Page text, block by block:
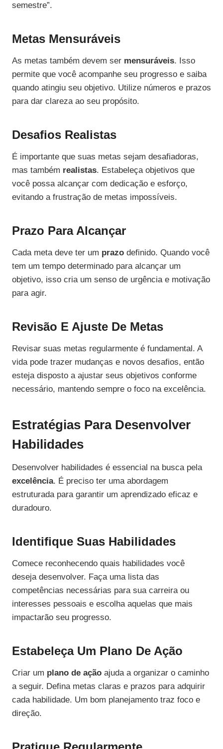
semestre”.
Metas Mensuráveis
As metas também devem ser mensuráveis. Isso
permite que você acompanhe seu progresso e saiba
quando atingiu seu objetivo. Utilize números e prazos
para dar clareza ao seu propósito.
Desafios Realistas
É importante que suas metas sejam desafiadoras,
mas também realistas. Estabeleça objetivos que
você possa alcançar com dedicação e esforço,
evitando a frustração de metas impossíveis.
Prazo Para Alcançar
Cada meta deve ter um prazo definido. Quando você
tem um tempo determinado para alcançar um
objetivo, isso cria um senso de urgência e motivação
para agir.
Revisão E Ajuste De Metas
Revisar suas metas regularmente é fundamental. A
vida pode trazer mudanças e novos desafios, então
esteja disposto a ajustar seus objetivos conforme
necessário, mantendo sempre o foco na excelência.
Estratégias Para Desenvolver
Habilidades
Desenvolver habilidades é essencial na busca pela
excelência. É preciso ter uma abordagem
estruturada para garantir um aprendizado eficaz e
duradouro.
Identifique Suas Habilidades
Comece reconhecendo quais habilidades você
deseja desenvolver. Faça uma lista das
competências necessárias para sua carreira ou
interesses pessoais e escolha aquelas que mais
impactarão seu progresso.
Estabeleça Um Plano De Ação
Criar um plano de ação ajuda a organizar o caminho
a seguir. Defina metas claras e prazos para adquirir
cada habilidade. Um bom planejamento traz foco e
direção.